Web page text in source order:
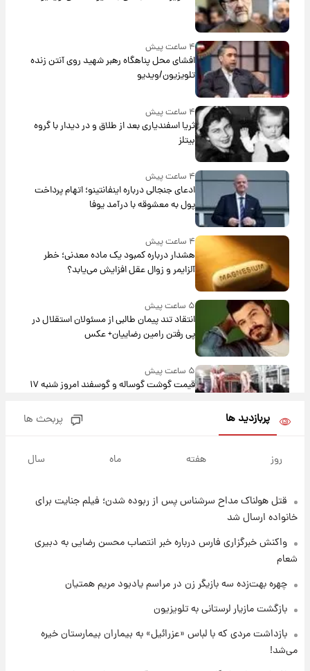
۴ ساعت پیش
افشای محل پناهگاه‌ رهبر شهید روی آنتن زنده
تلویزیون/ویدیو
۴ ساعت پیش
ثریا اسفندیاری بعد از طلاق و در دیدار با گروه
بیتلز
۴ ساعت پیش
ادعای جنجالی درباره اینفانتینو؛ اتهام پرداخت
پول به معشوقه با درآمد یوفا
۴ ساعت پیش
هشدار درباره کمبود یک ماده معدنی؛ خطر
آلزایمر و زوال عقل افزایش می‌یابد؟
۵ ساعت پیش
انتقاد تند پیمان طالبی از مسئولان استقلال در
پی رفتن رامین رضاییان+ عکس
۵ ساعت پیش
قیمت گوشت گوساله و گوسفند امروز شنبه ۱۷
شوید+ فیلم
۶ ساعت پیش
قیمت محصولات ایران‌خودرو و سایپا امروز شنبه
۱۷ مرداد ۱۴۰۵
یک پیش ‌بینی مهم برای قیمت دلار، طلا و سکه
پربازدید ها پربحث ها
روز هفته ماه سال
قتل هولناک مداح سرشناس پس از ربوده شدن؛ فیلم جنایت برای
خانواده ارسال شد
واکنش خبرگزاری فارس درباره خبر انتصاب محسن رضایی به دبیری
شعام
چهره بهت‌زده سه بازیگر زن در مراسم یادبود مریم همتیان
بازگشت مازیار لرستانی به تلویزیون
بازداشت مردی که با لباس «عزرائیل» به بیماران بیمارستان خیره
می‌شد!